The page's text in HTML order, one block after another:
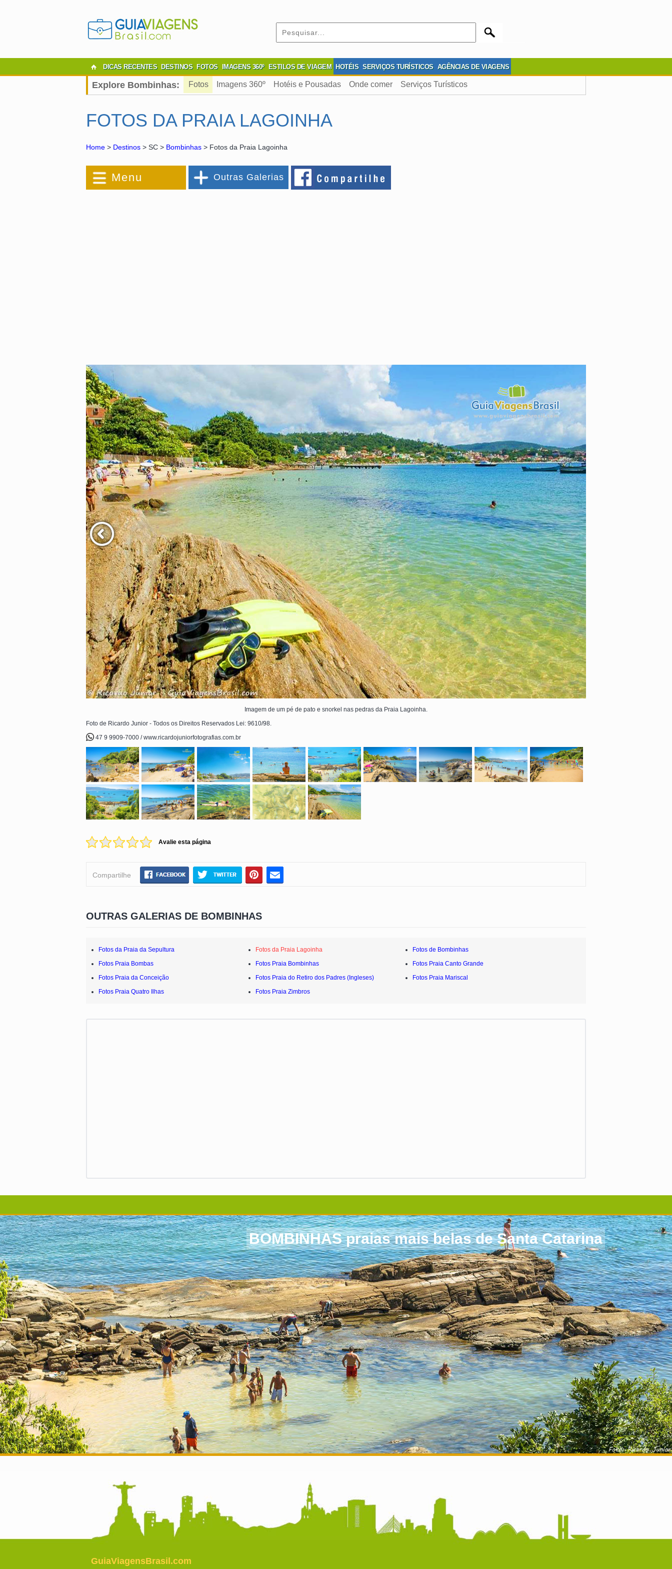
DICAS RECENTES DESTINOS FOTOS IMAGENS 360º ESTILOS DE VIAGEM HOTÉIS SERVIÇOS TURÍSTICOS AGÊNCIAS DE VIAGENS
Explore Bombinhas: Fotos Imagens 360º Hotéis e Pousadas Onde comer Serviços Turísticos
FOTOS DA PRAIA LAGOINHA
Home > Destinos > SC > Bombinhas > Fotos da Praia Lagoinha
Menu Outras Galerias
Imagem de um pé de pato e snorkel nas pedras da Praia Lagoinha.
Foto de Ricardo Junior - Todos os Direitos Reservados Lei: 9610/98.
47 9 9909-7000 / www.ricardojuniorfotografias.com.br
Avalie esta página
Compartilhe
OUTRAS GALERIAS DE BOMBINHAS
Fotos da Praia da Sepultura Fotos da Praia Lagoinha
Fotos de Bombinhas
Fotos Praia Bombas
Fotos Praia Bombinhas
Fotos Praia Canto Grande
Fotos Praia da Conceição
Fotos Praia do Retiro dos Padres (Ingleses)
Fotos Praia Mariscal
Fotos Praia Quatro Ilhas
Fotos Praia Zimbros
BOMBINHAS praias mais belas de Santa Catarina
GuiaViagensBrasil.com